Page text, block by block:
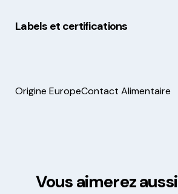
Labels et certifications
Origine EuropeContact Alimentaire
Vous aimerez aussi